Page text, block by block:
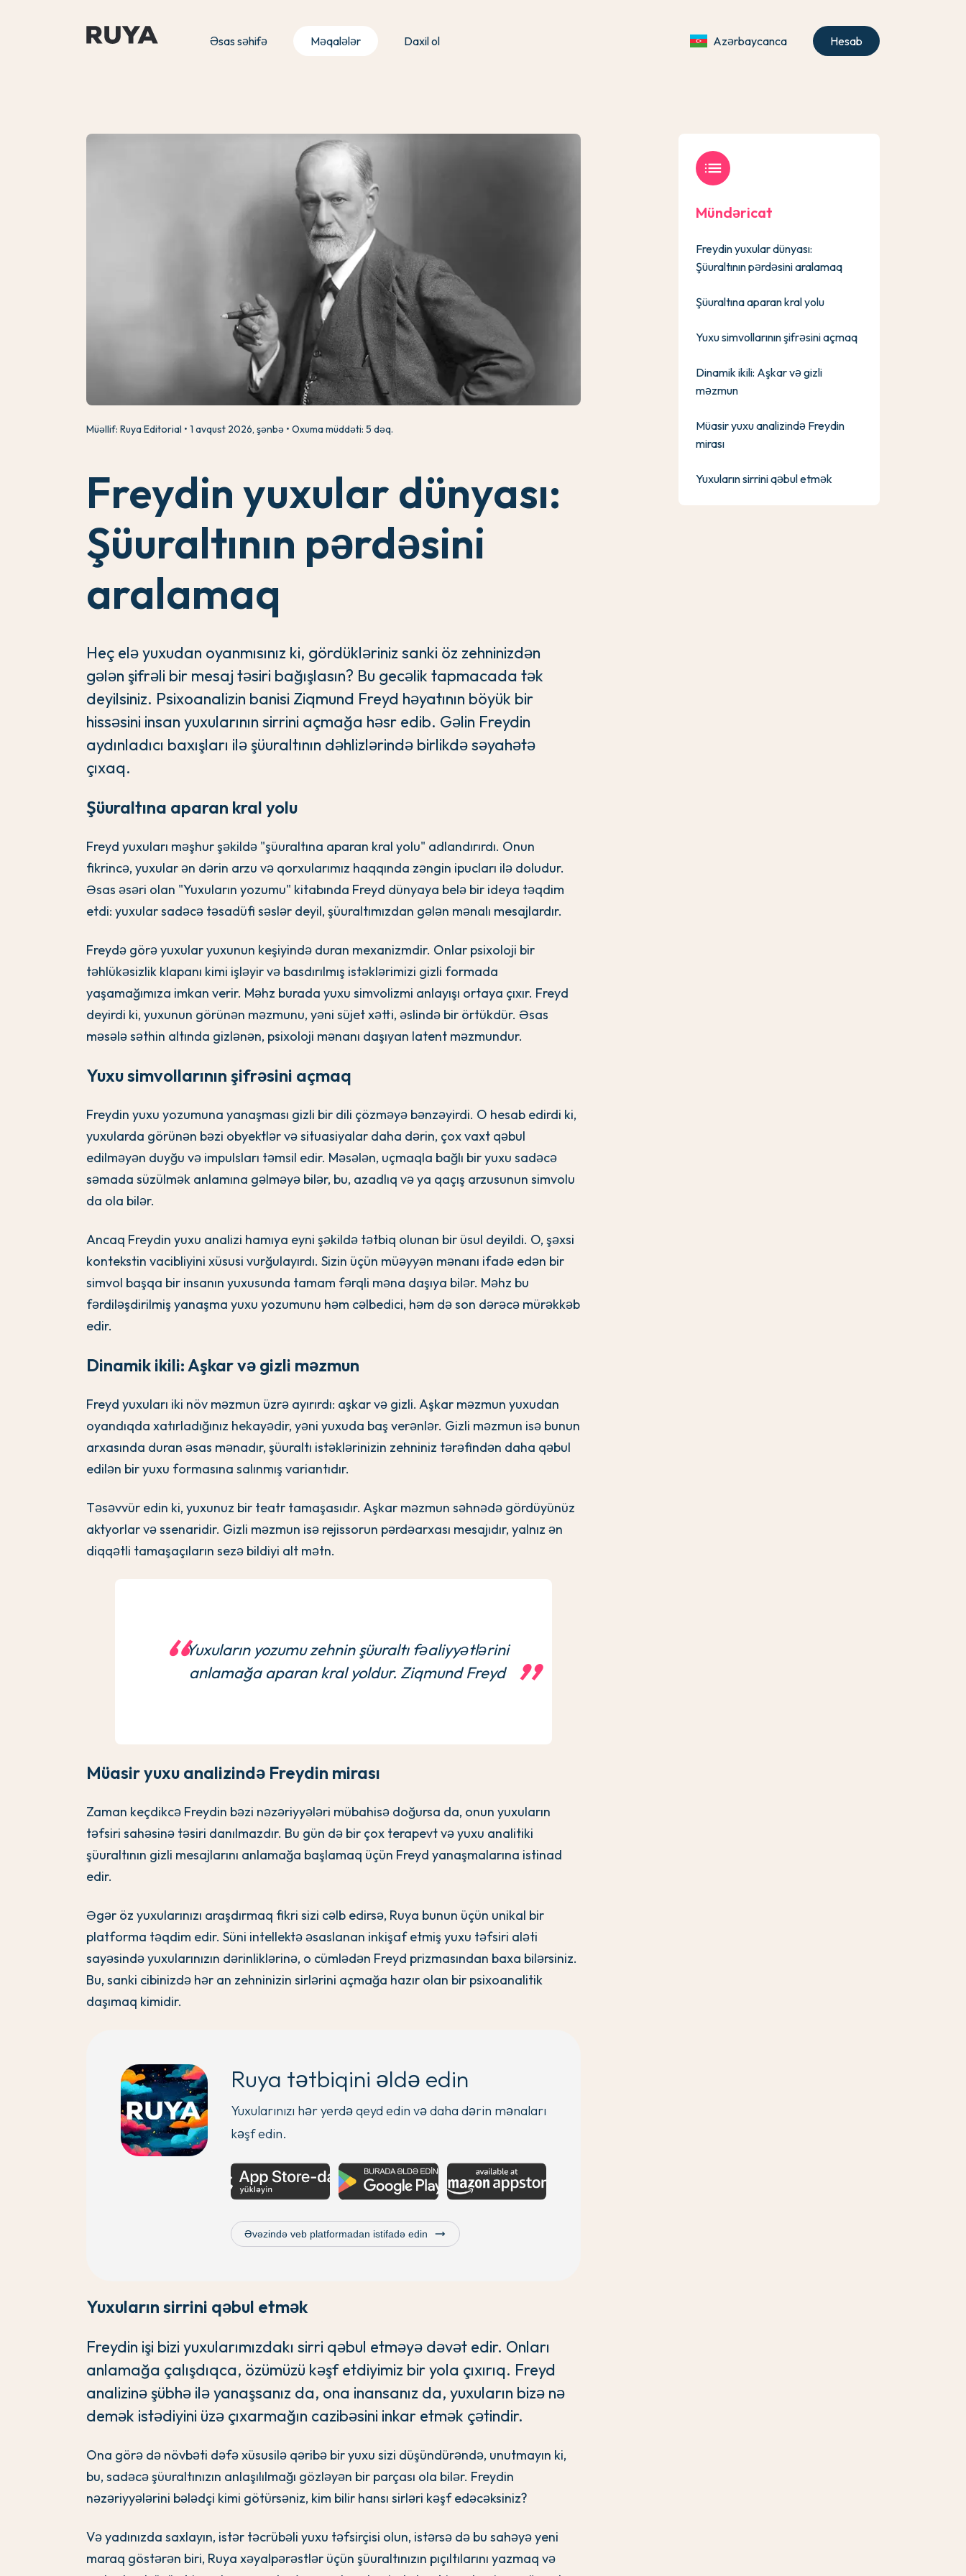
Əsas səhifə Məqalələr Daxil ol Azərbaycanca Hesab
Müəllif: Ruya Editorial 1 avqust 2026, şənbə Oxuma müddəti: 5 dəq.
Freydin yuxular dünyası:
Şüuraltının pərdəsini
aralamaq
Heç elə yuxudan oyanmısınız ki, gördükləriniz sanki öz zehninizdən
gələn şifrəli bir mesaj təsiri bağışlasın? Bu gecəlik tapmacada tək
deyilsiniz. Psixoanalizin banisi Ziqmund Freyd həyatının böyük bir
hissəsini insan yuxularının sirrini açmağa həsr edib. Gəlin Freydin
aydınladıcı baxışları ilə şüuraltının dəhlizlərində birlikdə səyahətə
çıxaq.
Şüuraltına aparan kral yolu
Freyd yuxuları məşhur şəkildə "şüuraltına aparan kral yolu" adlandırırdı. Onun
fikrincə, yuxular ən dərin arzu və qorxularımız haqqında zəngin ipucları ilə doludur.
Əsas əsəri olan "Yuxuların yozumu" kitabında Freyd dünyaya belə bir ideya təqdim
etdi: yuxular sadəcə təsadüfi səslər deyil, şüuraltımızdan gələn mənalı mesajlardır.
Freydə görə yuxular yuxunun keşiyində duran mexanizmdir. Onlar psixoloji bir
təhlükəsizlik klapanı kimi işləyir və basdırılmış istəklərimizi gizli formada
yaşamağımıza imkan verir. Məhz burada yuxu simvolizmi anlayışı ortaya çıxır. Freyd
deyirdi ki, yuxunun görünən məzmunu, yəni süjet xətti, əslində bir örtükdür. Əsas
məsələ səthin altında gizlənən, psixoloji mənanı daşıyan latent məzmundur.
Yuxu simvollarının şifrəsini açmaq
Freydin yuxu yozumuna yanaşması gizli bir dili çözməyə bənzəyirdi. O hesab edirdi ki,
yuxularda görünən bəzi obyektlər və situasiyalar daha dərin, çox vaxt qəbul
edilməyən duyğu və impulsları təmsil edir. Məsələn, uçmaqla bağlı bir yuxu sadəcə
səmada süzülmək anlamına gəlməyə bilər, bu, azadlıq və ya qaçış arzusunun simvolu
da ola bilər.
Ancaq Freydin yuxu analizi hamıya eyni şəkildə tətbiq olunan bir üsul deyildi. O, şəxsi
kontekstin vacibliyini xüsusi vurğulayırdı. Sizin üçün müəyyən mənanı ifadə edən bir
simvol başqa bir insanın yuxusunda tamam fərqli məna daşıya bilər. Məhz bu
fərdiləşdirilmiş yanaşma yuxu yozumunu həm cəlbedici, həm də son dərəcə mürəkkəb
edir.
Dinamik ikili: Aşkar və gizli məzmun
Freyd yuxuları iki növ məzmun üzrə ayırırdı: aşkar və gizli. Aşkar məzmun yuxudan
oyandıqda xatırladığınız hekayədir, yəni yuxuda baş verənlər. Gizli məzmun isə bunun
arxasında duran əsas mənadır, şüuraltı istəklərinizin zehniniz tərəfindən daha qəbul
edilən bir yuxu formasına salınmış variantıdır.
Təsəvvür edin ki, yuxunuz bir teatr tamaşasıdır. Aşkar məzmun səhnədə gördüyünüz
aktyorlar və ssenaridir. Gizli məzmun isə rejissorun pərdəarxası mesajıdır, yalnız ən
diqqətli tamaşaçıların sezə bildiyi alt mətn.
Yuxuların yozumu zehnin şüuraltı fəaliyyətlərini
anlamağa aparan kral yoldur. Ziqmund Freyd
Müasir yuxu analizində Freydin mirası
Zaman keçdikcə Freydin bəzi nəzəriyyələri mübahisə doğursa da, onun yuxuların
təfsiri sahəsinə təsiri danılmazdır. Bu gün də bir çox terapevt və yuxu analitiki
şüuraltının gizli mesajlarını anlamağa başlamaq üçün Freyd yanaşmalarına istinad
edir.
Əgər öz yuxularınızı araşdırmaq fikri sizi cəlb edirsə, Ruya bunun üçün unikal bir
platforma təqdim edir. Süni intellektə əsaslanan inkişaf etmiş yuxu təfsiri aləti
sayəsində yuxularınızın dərinliklərinə, o cümlədən Freyd prizmasından baxa bilərsiniz.
Bu, sanki cibinizdə hər an zehninizin sirlərini açmağa hazır olan bir psixoanalitik
daşımaq kimidir.
Ruya tətbiqini əldə edin
Yuxularınızı hər yerdə qeyd edin və daha dərin mənaları
kəşf edin.
Əvəzində veb platformadan istifadə edin trending_flat
Yuxuların sirrini qəbul etmək
Freydin işi bizi yuxularımızdakı sirri qəbul etməyə dəvət edir. Onları
anlamağa çalışdıqca, özümüzü kəşf etdiyimiz bir yola çıxırıq. Freyd
analizinə şübhə ilə yanaşsanız da, ona inansanız da, yuxuların bizə nə
demək istədiyini üzə çıxarmağın cazibəsini inkar etmək çətindir.
Ona görə də növbəti dəfə xüsusilə qəribə bir yuxu sizi düşündürəndə, unutmayın ki,
bu, sadəcə şüuraltınızın anlaşılılmağı gözləyən bir parçası ola bilər. Freydin
nəzəriyyələrini bələdçi kimi götürsəniz, kim bilir hansı sirləri kəşf edəcəksiniz?
Və yadınızda saxlayın, istər təcrübəli yuxu təfsirçisi olun, istərsə də bu sahəyə yeni
maraq göstərən biri, Ruya xəyalpərəstlər üçün şüuraltınızın pıçıltılarını yazmaq və
list
Mündəricat
Freydin yuxular dünyası:
Şüuraltının pərdəsini aralamaq
Şüuraltına aparan kral yolu
Yuxu simvollarının şifrəsini açmaq
Dinamik ikili: Aşkar və gizli
məzmun
Müasir yuxu analizində Freydin
mirası
Yuxuların sirrini qəbul etmək